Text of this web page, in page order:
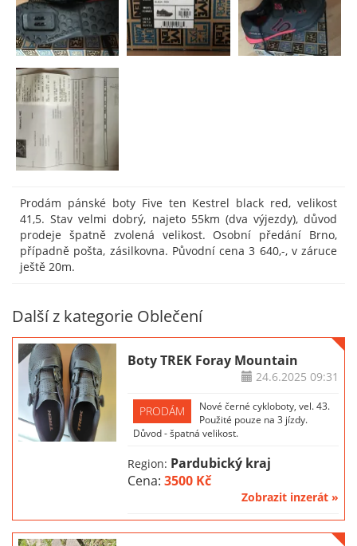
Prodám pánské boty Five ten Kestrel black red, velikost
41,5. Stav velmi dobrý, najeto 55km (dva výjezdy), důvod
prodeje špatně zvolená velikost. Osobní předání Brno,
případně pošta, zásilkovna. Původní cena 3 640,-, v záruce
ještě 20m.
Další z kategorie Oblečení
Boty TREK Foray Mountain
24.6.2025 09:31
PRODÁM
Nové černé cykloboty, vel. 43.
Použité pouze na 3 jízdy.
Důvod - špatná velikost.
Region: Pardubický kraj
Cena:3500 Kč
Zobrazit inzerát »